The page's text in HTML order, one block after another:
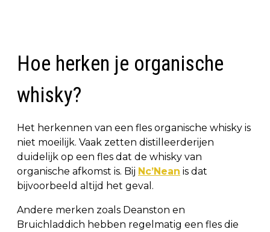
Hoe herken je organische
whisky?
Het herkennen van een fles organische whisky is
niet moeilijk. Vaak zetten distilleerderijen
duidelijk op een fles dat de whisky van
organische afkomst is. Bij Nc’Nean is dat
bijvoorbeeld altijd het geval.
Andere merken zoals Deanston en
Bruichladdich hebben regelmatig een fles die